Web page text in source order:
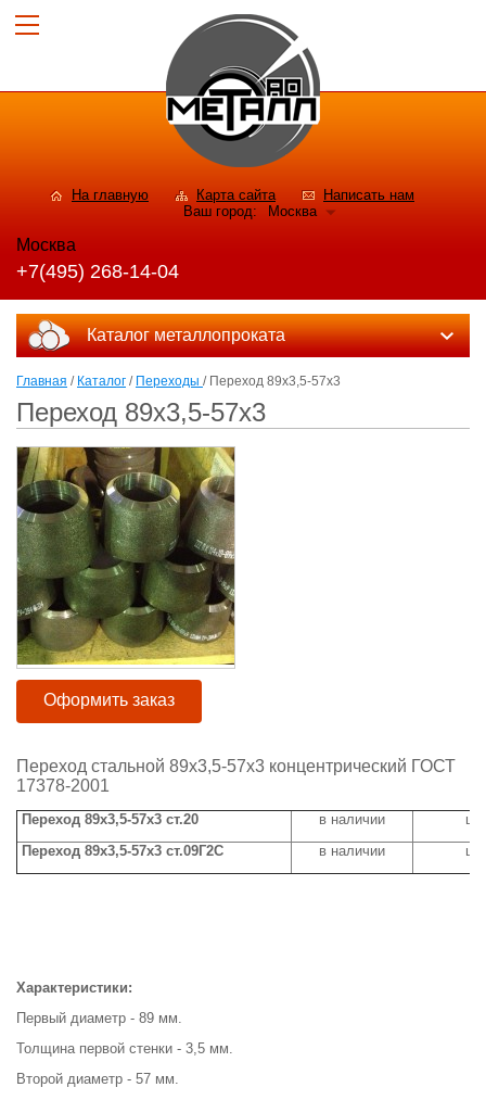
На главную Карта сайта
Написать нам
Ваш город:
Москва
Москва
+7(495) 268-14-04
Каталог металлопроката
Главная / Каталог / Переходы / Переход 89х3,5-57х3
Переход 89х3,5-57х3
Оформить заказ
Переход стальной 89х3,5-57х3 концентрический ГОСТ
17378-2001
Переход 89х3,5-57х3 ст.20 в наличии
Переход 89х3,5-57х3 ст.09Г2С
в наличии
Характеристики:
Первый диаметр - 89 мм.
Толщина первой стенки - 3,5 мм.
Второй диаметр - 57 мм.